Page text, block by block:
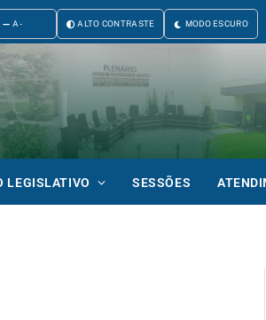
A- ALTO CONTRASTE MODO ESCURO
LEGISLATIVO SESSÕES